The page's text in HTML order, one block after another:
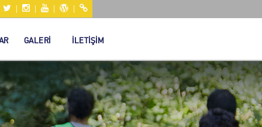
| | | |
GALERİ İLETİŞİM